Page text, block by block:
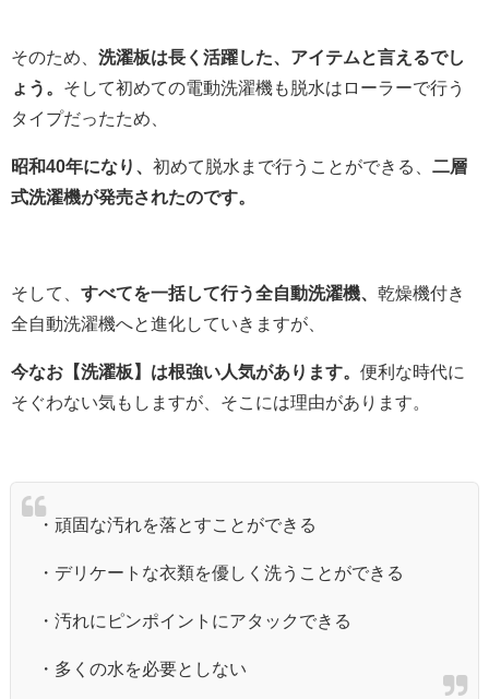
そのため、 洗濯板は長く活躍した、アイテムと言えるでし
ょう。 そして初めての電動洗濯機も脱水はローラーで行う
タイプだったため、
昭和40年になり、 初めて脱水まで行うことができる、
二層
式洗濯機が発売されたのです。
そして、 すべてを一括して行う全自動洗濯機、 乾燥機付き
全自動洗濯機へと進化していきますが、
今なお【洗濯板】は根強い人気があります。 便利な時代に
そぐわない気もしますが、そこには理由があります。
・頑固な汚れを落とすことができる
・デリケートな衣類を優しく洗うことができる
・汚れにピンポイントにアタックできる
・多くの水を必要としない